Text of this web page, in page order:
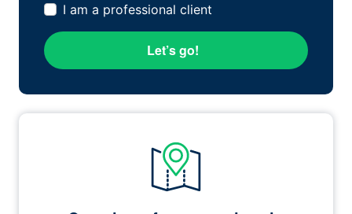
I am a professional client
Let’s go!